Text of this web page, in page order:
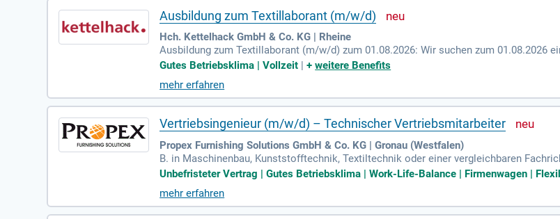
Ausbildung zum Textillaborant (m/w/d)
Hch. Kettelhack GmbH & Co. KG | Rheine
Ausbildung zum Textillaborant (m/w/d) zum 01.08.2026: Wir suchen zum 01.08.2026
t.
Gutes Betriebsklima | Vollzeit |+weitere Benefits
mehr erfahren
Vertriebsingenieur (m/w/d) – Technischer Vertriebsmitarbeiter
Propex Furnishing Solutions GmbH & Co. KG | Gronau (Westfalen)
B. in Maschinenbau, Kunststofftechnik, Textiltechnik oder einer vergleichbaren
er im Vertrieb anspruchsvoller Produkte; Freude am aktiven Verkauf, an
Unbefristeter Vertrag | Gutes Betriebsklima | Work-Life-Balance | Firmenwagen |
mehr erfahren